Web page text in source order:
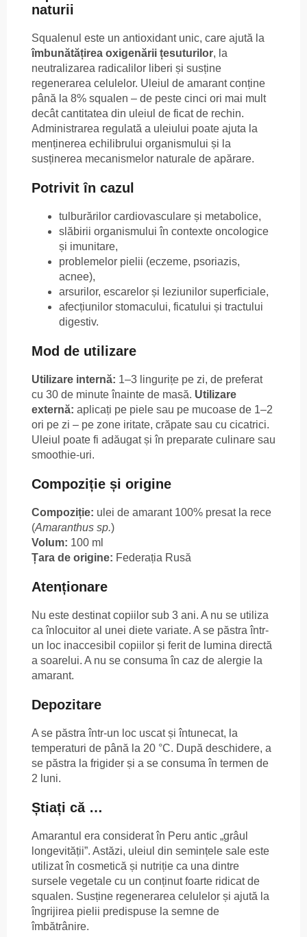
naturii
Squalenul este un antioxidant unic, care ajută la
îmbunătățirea oxigenării țesuturilor, la
neutralizarea radicalilor liberi și susține
regenerarea celulelor. Uleiul de amarant conține
până la 8% squalen – de peste cinci ori mai mult
decât cantitatea din uleiul de ficat de rechin.
Administrarea regulată a uleiului poate ajuta la
menținerea echilibrului organismului și la
susținerea mecanismelor naturale de apărare.
Potrivit în cazul
tulburărilor cardiovasculare și metabolice,
slăbirii organismului în contexte oncologice
și imunitare,
problemelor pielii (eczeme, psoriazis,
acnee),
arsurilor, escarelor și leziunilor superficiale,
afecțiunilor stomacului, ficatului și tractului
digestiv.
Mod de utilizare
Utilizare internă: 1–3 lingurițe pe zi, de preferat
cu 30 de minute înainte de masă. Utilizare
externă: aplicați pe piele sau pe mucoase de 1–2
ori pe zi – pe zone iritate, crăpate sau cu cicatrici.
Uleiul poate fi adăugat și în preparate culinare sau
smoothie-uri.
Compoziție și origine
Compoziție: ulei de amarant 100% presat la rece
(Amaranthus sp.)
Volum: 100 ml
Țara de origine: Federația Rusă
Atenționare
Nu este destinat copiilor sub 3 ani. A nu se utiliza
ca înlocuitor al unei diete variate. A se păstra într-
un loc inaccesibil copiilor și ferit de lumina directă
a soarelui. A nu se consuma în caz de alergie la
amarant.
Depozitare
A se păstra într-un loc uscat și întunecat, la
temperaturi de până la 20 °C. După deschidere, a
se păstra la frigider și a se consuma în termen de
2 luni.
Știați că …
Amarantul era considerat în Peru antic „grâul
longevității”. Astăzi, uleiul din semințele sale este
utilizat în cosmetică și nutriție ca una dintre
sursele vegetale cu un conținut foarte ridicat de
squalen. Susține regenerarea celulelor și ajută la
îngrijirea pielii predispuse la semne de
îmbătrânire.